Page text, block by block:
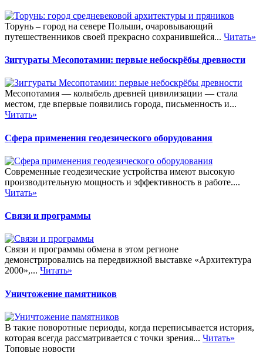
Торунь – город на севере Польши, очаровывающий
путешественников своей прекрасно сохранившейся... Читать»
Зиггураты Месопотамии: первые небоскрёбы древности
Месопотамия — колыбель древней цивилизации — стала
местом, где впервые появились города, письменность и...
Читать»
Сфера применения геодезического оборудования
Современные геодезические устройства имеют высокую
производительную мощность и эффективность в работе....
Читать»
Связи и программы
Связи и программы обмена в этом регионе
демонстрировались на передвижной выставке «Архитектура
2000»,... Читать»
Уничтожение памятников
В такие поворотные периоды, когда переписывается история,
которая всегда рассматривается с точки зрения... Читать»
Топовые новости